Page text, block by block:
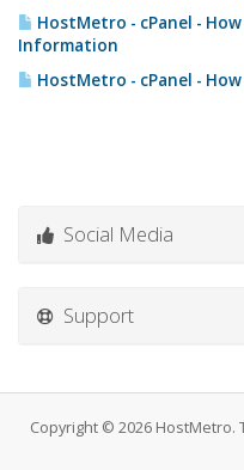
HostMetro - cPanel -
Information
HostMetro - cPanel -
Social Media
Support
Copyright © 2026 HostMetro.